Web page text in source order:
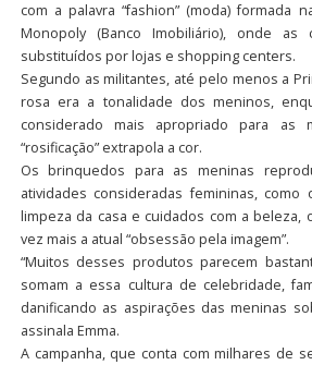
com a palavra “fashion” (moda) formada
Monopoly (Banco Imobiliário), onde
substituídos por lojas e shopping centers.
Segundo as militantes, até pelo menos a
rosa era a tonalidade dos meninos,
considerado mais apropriado para as
“rosificação” extrapola a cor.
Os brinquedos para as meninas
atividades consideradas femininas,
limpeza da casa e cuidados com a beleza,
vez mais a atual “obsessão pela imagem”.
“Muitos desses produtos parecem
somam a essa cultura de celebridade,
danificando as aspirações das meninas
assinala Emma.
A campanha, que conta com milhares de